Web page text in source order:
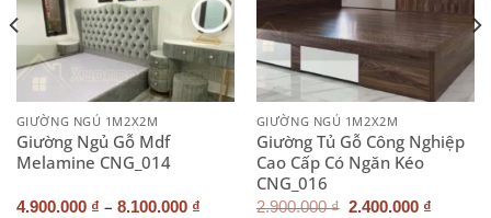
GIƯỜNG NGỦ 1M2X2M
Giường Ngủ Gỗ Mdf
Melamine CNG_014
4.900.000 ₫ – 8.100.000 ₫
GIƯỜNG NGỦ 1M2X2M
Giường Tủ Gỗ Công Nghiệp
Cao Cấp Có Ngăn Kéo
CNG_016
2.900.000₫ Giá
2.400.000 ₫